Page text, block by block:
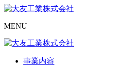
MENU
事業内容